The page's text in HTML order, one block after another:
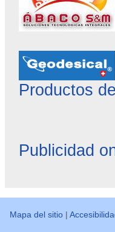
Productos
Publicidad
Mapa del sitio |